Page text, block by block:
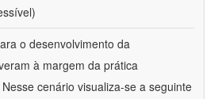
o desenvolvimento da
à margem da prática
cenário visualiza-se a seguinte